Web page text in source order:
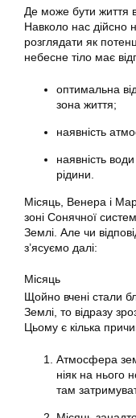
Де може бути життя
Навколо нас дійсно
розглядати як
небесне тіло має
оптимальна
зона життя;
наявність
наявність
рідини.
Місяць, Венера і
зоні Сонячної
Землі. Але чи
з’ясуємо далі:
Місяць
Щойно вчені стали
Землі, то відразу
Цьому є кілька
Атмосфера
ніяк на нього
там